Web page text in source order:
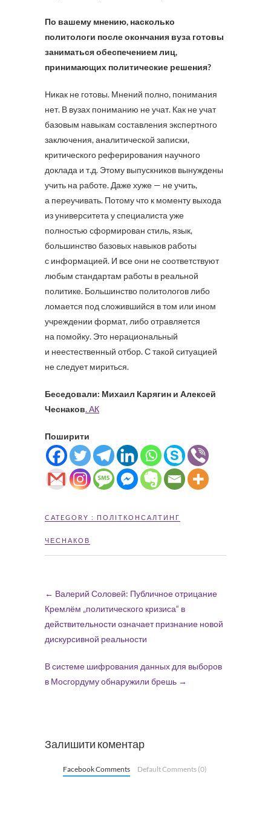
По вашему мнению, насколько
политологи после окончания вуза готовы
заниматься обеспечением лиц,
принимающих политические решения?
Никак не готовы. Мнений полно, понимания
нет. В вузах пониманию не учат. Как не учат
базовым навыкам составления экспертного
заключения, аналитической записки,
критического реферирования научного
доклада и т.д. Этому выпускников вынуждены
учить на работе. Даже хуже — не учить,
а переучивать. Потому что к моменту выхода
из университета у специалиста уже
полностью сформирован стиль, язык,
большинство базовых навыков работы
с информацией. И все они не соответствуют
любым стандартам работы в реальной
политике. Большинство политологов либо
ломается под сложившийся в том или ином
учреждении формат, либо отравляется
на помойку. Это нерациональный
и неестественный отбор. С такой ситуацией
не следует мириться.
Беседовали: Михаил Карягин и Алексей
Чеснаков. АК
Поширити
CATEGORY : ПОЛІТКОНСАЛТИНГ
ЧЕСНАКОВ
← Валерий Соловей: Публичное отрицание
Кремлём „политического кризиса“ в
действительности означает признание новой
дискурсивной реальности
В системе шифрования данных для выборов
в Мосгордуму обнаружили брешь →
Залишити коментар
Facebook Comments Default Comments (0)